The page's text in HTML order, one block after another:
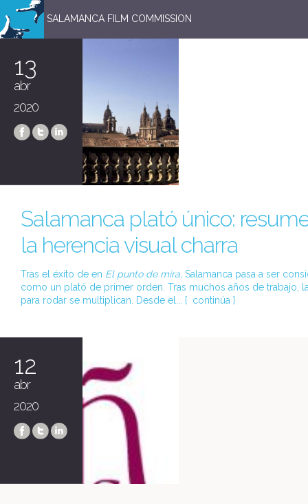
SALAMANCA FILM COMMISSION
13
abr
2020
Salamanca plató único:
la herencia visual charra
Tras el éxito de en El punto de mira, Salamanca pasa a ser
como un plató de primer orden. Tras muchos años de trabajo,
para rodar se multiplican. Desde el... [ continúa ]
12
abr
2020